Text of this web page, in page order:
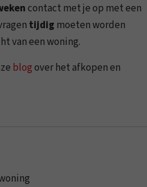
contact met je op met een
tijdig moeten worden
van een woning.
blogover het afkopen en